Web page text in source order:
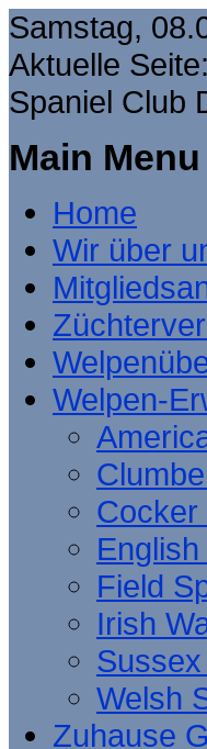
Samstag,
Aktuelle Seite:
Spaniel Club
Main Menu
Home
Wir über
Welpen-
Cocker
Field
Irish
Welsh
Zuhause